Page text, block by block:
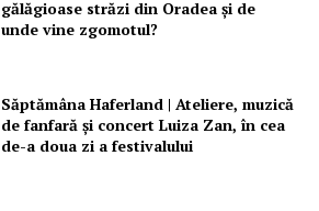
gălăgioase străzi din Oradea și de
unde vine zgomotul?
Săptămâna Haferland | Ateliere, muzică
de fanfară şi concert Luiza Zan, în cea
de-a doua zi a festivalului